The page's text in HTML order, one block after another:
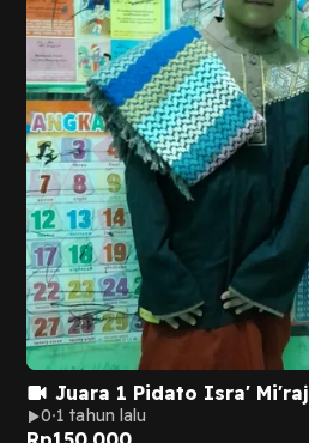
Juara 1 Pidato Isra' Mi'raj
0 1 tahun lalu